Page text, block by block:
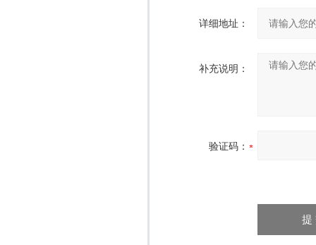
详细地址：
补充说明：
验证码：